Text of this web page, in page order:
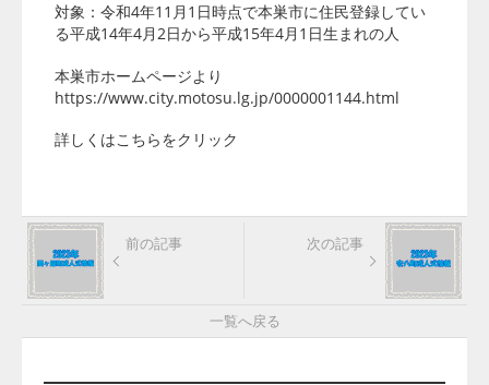
対象：令和4年11月1日時点で本巣市に住民登録してい
る平成14年4月2日から平成15年4月1日生まれの人
本巣市ホームページより
https://www.city.motosu.lg.jp/0000001144.html
詳しくはこちらをクリック
前の記事 次の記事
一覧へ戻る